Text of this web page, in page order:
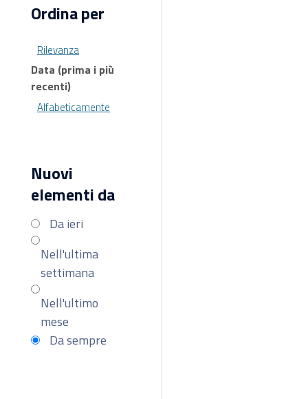
Ordina per
Rilevanza
Data (prima i più
recenti)
Alfabeticamente
Nuovi
elementi da
Da ieri
Nell'ultima
settimana
Nell'ultimo
mese
Da sempre